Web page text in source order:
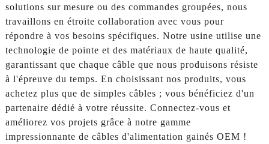
solutions sur mesure ou des commandes groupées, nous
travaillons en étroite collaboration avec vous pour
répondre à vos besoins spécifiques. Notre usine utilise une
technologie de pointe et des matériaux de haute qualité,
garantissant que chaque câble que nous produisons résiste
à l'épreuve du temps. En choisissant nos produits, vous
achetez plus que de simples câbles ; vous bénéficiez d'un
partenaire dédié à votre réussite. Connectez-vous et
améliorez vos projets grâce à notre gamme
impressionnante de câbles d'alimentation gainés OEM !